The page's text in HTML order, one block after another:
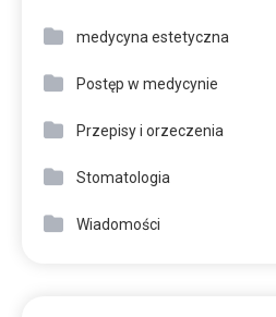
medycyna estetyczna
Postęp w medycynie
Przepisy i orzeczenia
Stomatologia
Wiadomości